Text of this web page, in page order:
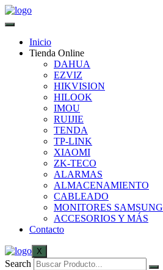
Inicio
Tienda Online
DAHUA
EZVIZ
HIKVISION
HILOOK
IMOU
RUIJIE
TENDA
TP-LINK
XIAOMI
ZK-TECO
ALARMAS
ALMACENAMIENTO
CABLEADO
MONITORES SAMSUNG
ACCESORIOS Y MÁS
Contacto
X
Search